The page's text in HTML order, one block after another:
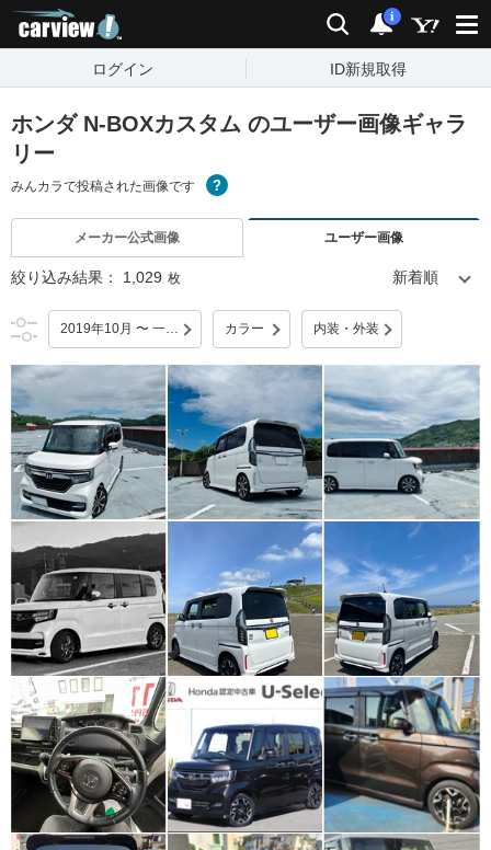
検索 通知
i
ログイン ID新規取得
ホンダ N-BOXカスタム のユーザー画像ギャラ
リー
みんカラで投稿された画像です
メーカー公式画像 ユーザー画像
絞り込み結果： 1,029 枚
2019年10月 〜 一部改良 カラー 内装・外装